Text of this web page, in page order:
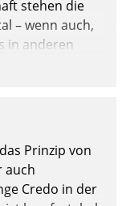
stehen die
– wenn auch,
in anderen
Prinzip von
auch
Credo in der